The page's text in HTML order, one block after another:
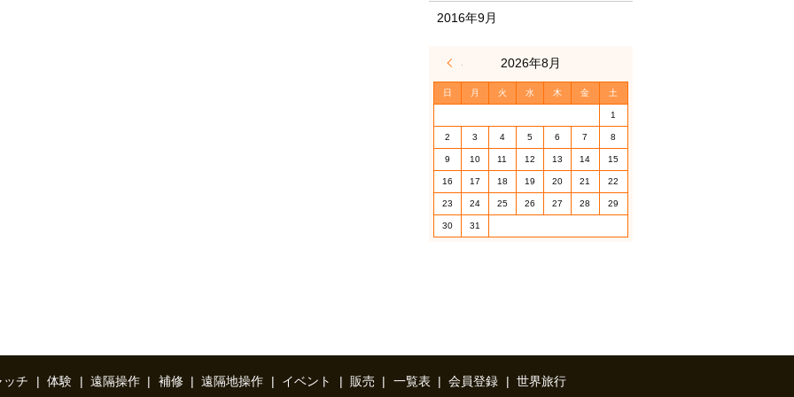
2016年9月
2026年8月
日 月 火 水 木 金 土
1
2 3 4 5 6 7 8
9 10 11 12 13 14 15
16 17 18 19 20 21 22
23 24 25 26 27 28 29
30 31
ッチ 体験 遠隔操作 補修 遠隔地操作 イベント 販売 一覧表 会員登録 世界旅行